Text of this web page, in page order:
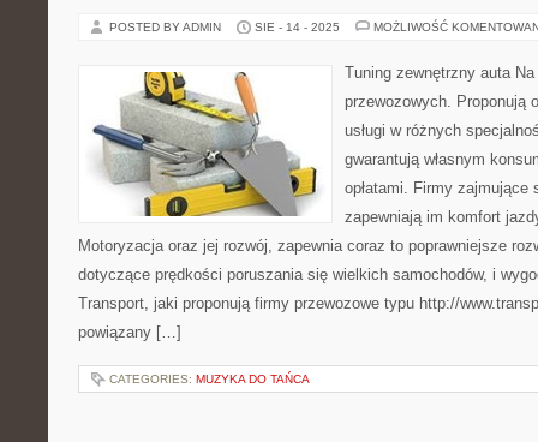
POSTED BY ADMIN SIE - 14 - 2025 MOŻLIWOŚĆ
Tuning zewnętrzny auta
przewozowych. Proponują
usługi w różnych
gwarantują własnym
opłatami. Firmy zajmujące
zapewniają im komfort
Motoryzacja oraz jej rozwój, zapewnia coraz to poprawniejsze
dotyczące prędkości poruszania się wielkich samochodów, i
Transport, jaki proponują firmy przewozowe typu http://
powiązany […]
CATEGORIES: MUZYKA DO TAŃCA